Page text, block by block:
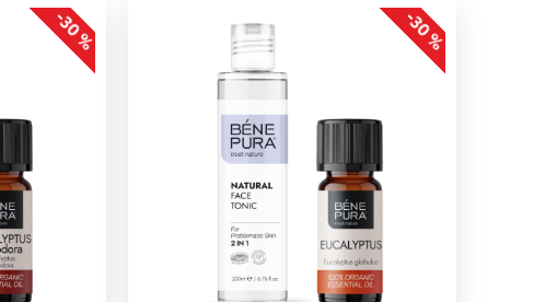
-30 % -30 %